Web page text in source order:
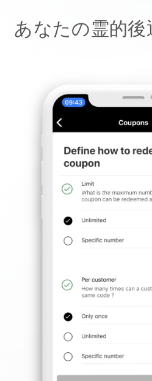
あなたの霊的後